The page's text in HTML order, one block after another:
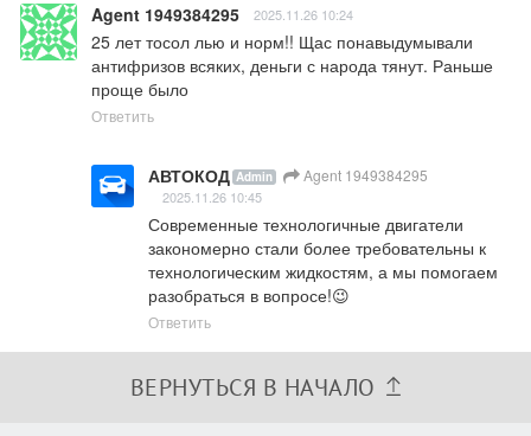
Agent 1949384295 2025.11.26 10:24
25 лет тосол лью и норм!! Щас понавыдумывали
антифризов всяких, деньги с народа тянут. Раньше
проще было
Ответить
АВТОКОД Admin Agent 1949384295
2025.11.26 10:45
Современные технологичные двигатели
закономерно стали более требовательны к
технологическим жидкостям, а мы помогаем
разобраться в вопросе!😉
Ответить
ВЕРНУТЬСЯ В НАЧАЛО